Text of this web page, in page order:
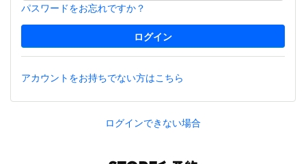
パスワードをお忘れですか？
アカウントをお持ちでない方はこちら
ログインできない場合